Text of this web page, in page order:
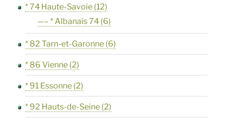
* 74 Haute-Savoie (12)
—– * Albanais 74 (6)
* 82 Tarn-et-Garonne (6)
* 86 Vienne (2)
* 91 Essonne (2)
* 92 Hauts-de-Seine (2)